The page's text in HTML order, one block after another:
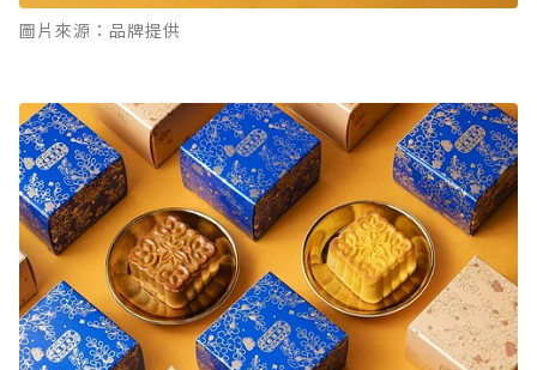
圖片來源：品牌提供